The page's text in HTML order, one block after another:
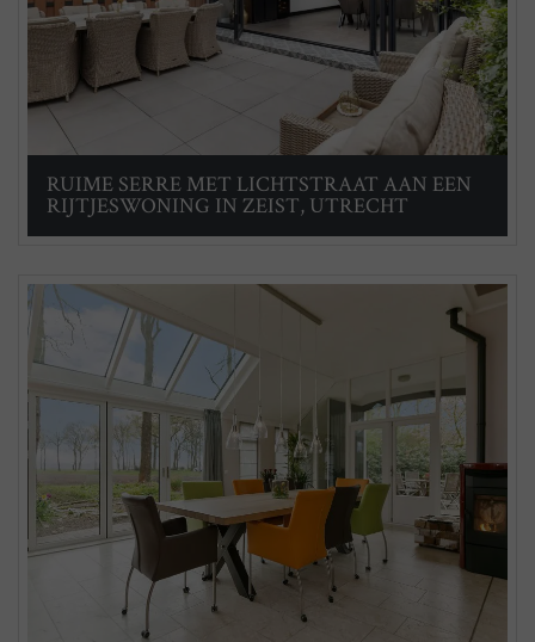
RUIME SERRE MET LICHTSTRAAT AAN EEN
RIJTJESWONING IN ZEIST, UTRECHT